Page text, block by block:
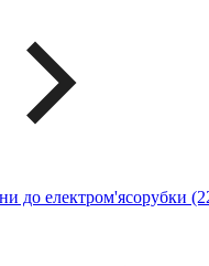
до електром'ясорубки